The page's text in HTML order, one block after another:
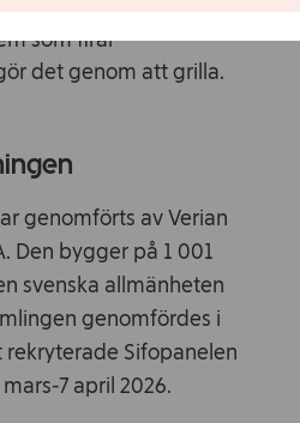
som firar
det genom att grilla.
genomförts av Verian
Den bygger på 1 001
svenska allmänheten
genomfördes i
Sifopanelen
7 april 2026.